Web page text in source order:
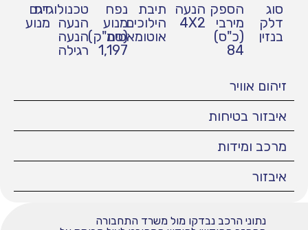
סוג
דלק
בנזין
הספק
מירבי
(כ"ס)
84
הנעה
4X2
תיבת
הילוכים
אוטומאטית
נפח
מנוע
(סמ"ק)
1,197
טכנולוגיית
הנעה
הנעה
רגילה
דגם
מנוע
זיהום אוויר
איבזור בטיחות
מרכב ומידות
איבזור
נתוני הרכב נבדקו מול משרד התחבורה